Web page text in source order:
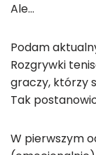
Ale…
Podam
Rozgrywki
graczy, którzy
Tak
W pierwszym